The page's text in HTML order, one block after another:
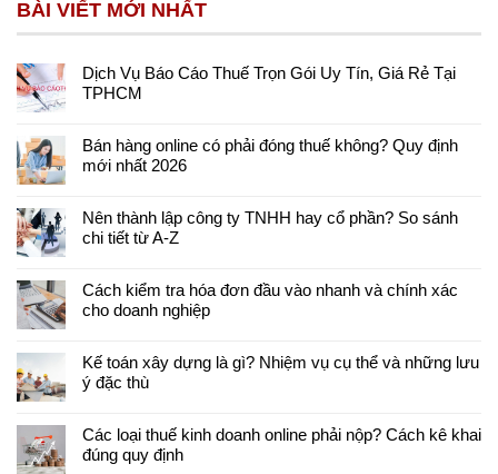
BÀI VIẾT MỚI NHẤT
Dịch Vụ Báo Cáo Thuế Trọn Gói Uy Tín, Giá Rẻ Tại
TPHCM
Bán hàng online có phải đóng thuế không? Quy định
mới nhất 2026
Nên thành lập công ty TNHH hay cổ phần? So sánh
chi tiết từ A-Z
Cách kiểm tra hóa đơn đầu vào nhanh và chính xác
cho doanh nghiệp
Kế toán xây dựng là gì? Nhiệm vụ cụ thể và những lưu
ý đặc thù
Các loại thuế kinh doanh online phải nộp? Cách kê khai
đúng quy định